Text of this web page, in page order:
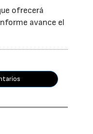
ofrecerá
avance el